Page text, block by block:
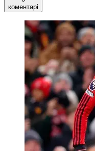
коментарі